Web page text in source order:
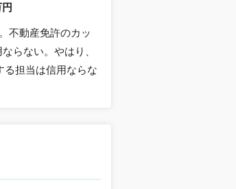
不動産免許のカッ
らない。やはり、
る担当は信用ならな